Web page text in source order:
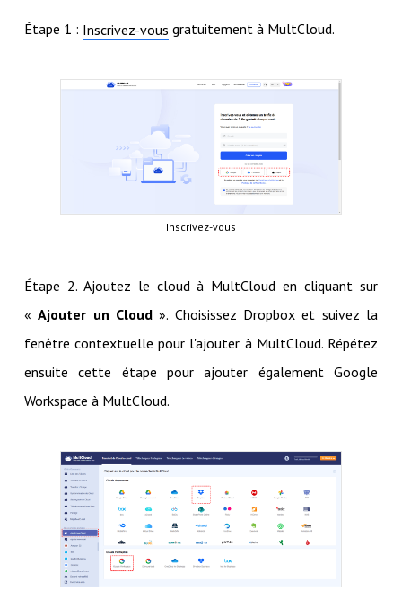
Étape 1 : Inscrivez-vous gratuitement à MultCloud.
Inscrivez-vous
Étape 2. Ajoutez le cloud à MultCloud en cliquant sur
«Ajouter un Cloud». Choisissez Dropbox et suivez la
fenêtre contextuelle pour l'ajouter à MultCloud. Répétez
ensuite cette étape pour ajouter également Google
Workspace à MultCloud.